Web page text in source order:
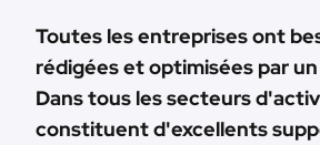
Toutes les entreprises ont
rédigées et optimisées par
Dans tous les secteurs
constituent d'excellents